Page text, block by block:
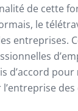
de cette
le
entreprises.
d’accord pour
l’entreprise